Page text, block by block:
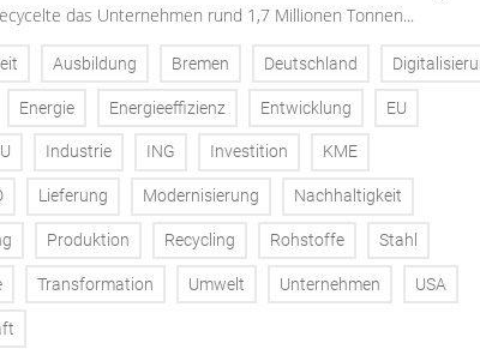
das Unternehmen rund 1,7 Millionen Tonnen...
Ausbildung Bremen Deutschland
Energie Energieeffizienz Entwicklung EU
Industrie ING Investition KME
Lieferung Modernisierung Nachhaltigkeit
Produktion Recycling Rohstoffe Stahl
Transformation Umwelt Unternehmen USA